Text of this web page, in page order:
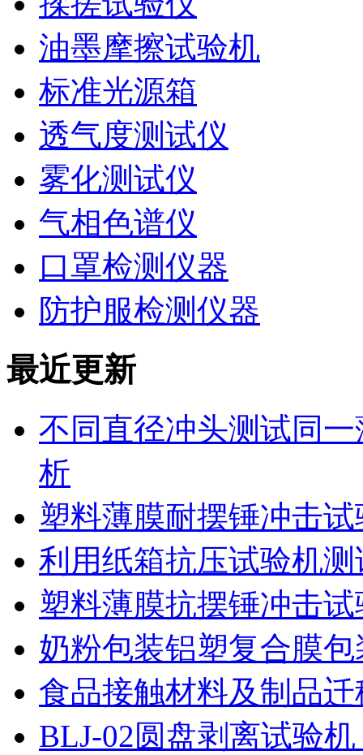
油墨摩擦试验机
标准光源箱
透气度测试仪
雾化测试仪
气相色谱仪
口罩检测仪器
防护服检测仪器
最近更新
不同直径冲头测试同
析
塑料薄膜耐摆锤冲击
利用纸箱抗压试验机
塑料薄膜抗摆锤冲击
奶粉包装铝塑复合膜
食品接触材料及制品
BLJ-02圆盘剥离试验